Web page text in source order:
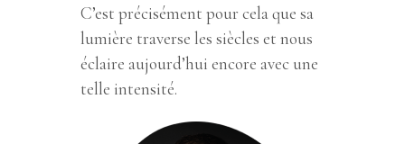
C’est précisément pour cela que sa
lumière traverse les siècles et nous
éclaire aujourd’hui encore avec une
telle intensité.